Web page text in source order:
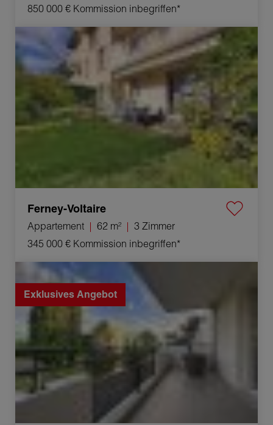
850 000 € Kommission inbegriffen*
Verkauf Appartement Ferney-Voltaire 3 Zimmer 62 m²
Ferney-Voltaire
Appartement 62 m²
3 Zimmer
345 000 € Kommission inbegriffen*
Verkauf Appartement Ferney-Voltaire 3 Zimmer 67 m²
Exklusives Angebot